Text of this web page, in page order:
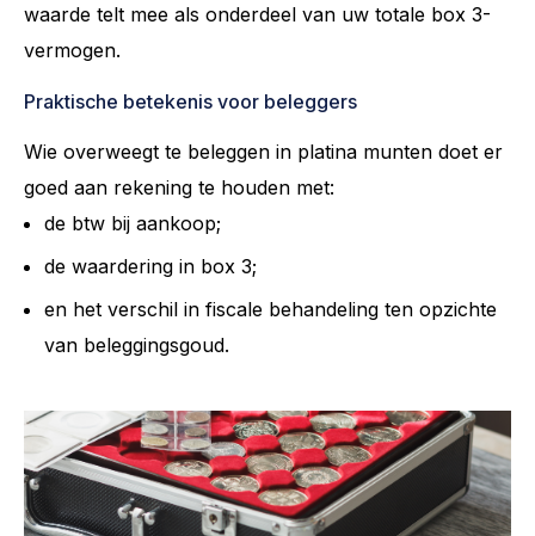
waarde telt mee als onderdeel van uw totale box 3-
vermogen.
Praktische betekenis voor beleggers
Wie overweegt te beleggen in platina munten doet er
goed aan rekening te houden met:
de btw bij aankoop;
de waardering in box 3;
en het verschil in fiscale behandeling ten opzichte
van beleggingsgoud.